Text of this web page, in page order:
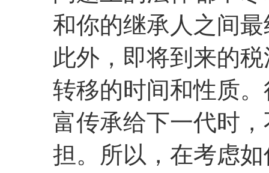
和你的继承人之间
此外，即将到来的
转移的时间和性质
富传承给下一代时
担。所以，在考虑